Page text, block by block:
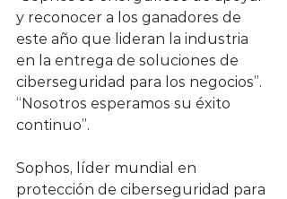
y reconocer a los ganadores de
este año que lideran la industria
en la entrega de soluciones de
ciberseguridad para los negocios”.
“Nosotros esperamos su éxito
continuo”.
Sophos, líder mundial en
protección de ciberseguridad para